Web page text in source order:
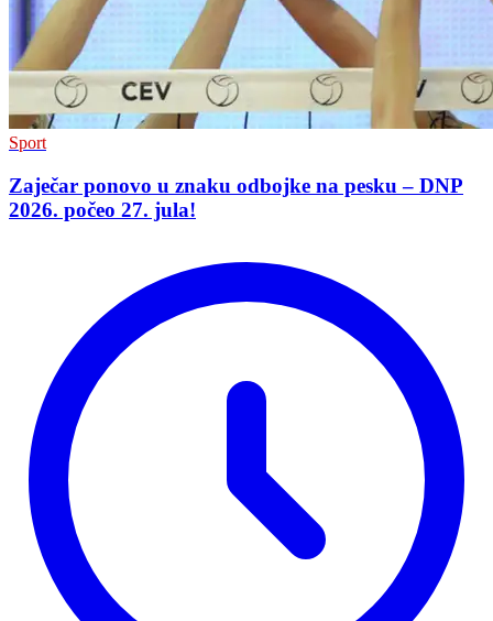
Sport
Zaječar ponovo u znaku odbojke na pesku – DNP
2026. počeo 27. jula!